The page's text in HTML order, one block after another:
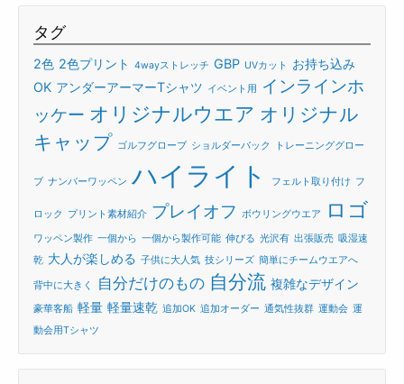
タグ
2色 2色プリント 4wayストレッチ GBP UVカット
お持ち込み
OK アンダーアーマーTシャツ イベント用
インラインホ
ッケー オリジナルウエア オリジナル
キャップ ゴルフグローブ ショルダーバック トレーニンググロー
ブ ナンバーワッペン ハイライト フェルト取り付け フ
ロック プリント素材紹介 プレイオフ ボウリングウエア ロゴ
ワッペン製作 一個から 一個から製作可能 伸びる 光沢有 出張販売 吸湿速
乾 大人が楽しめる 子供に大人気 技シリーズ 簡単にチームウエアへ
背中に大きく 自分だけのもの 自分流 複雑なデザイン
豪華客船 軽量 軽量速乾 追加OK 追加オーダー 通気性抜群 運動会 運
動会用Tシャツ